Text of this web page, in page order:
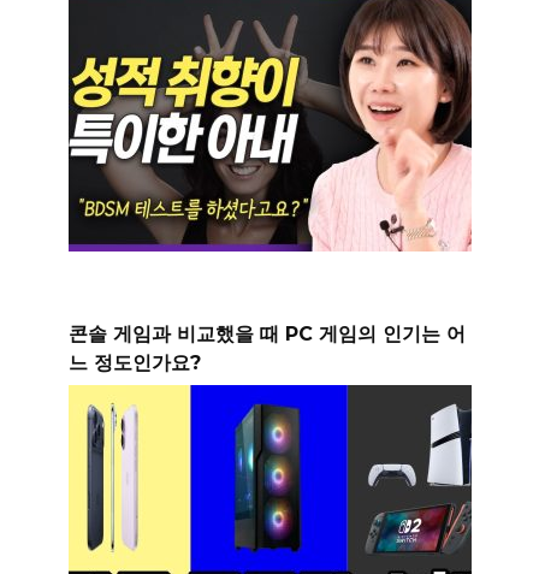
콘솔 게임과 비교했을 때 PC 게임의 인기는 어
느 정도인가요?